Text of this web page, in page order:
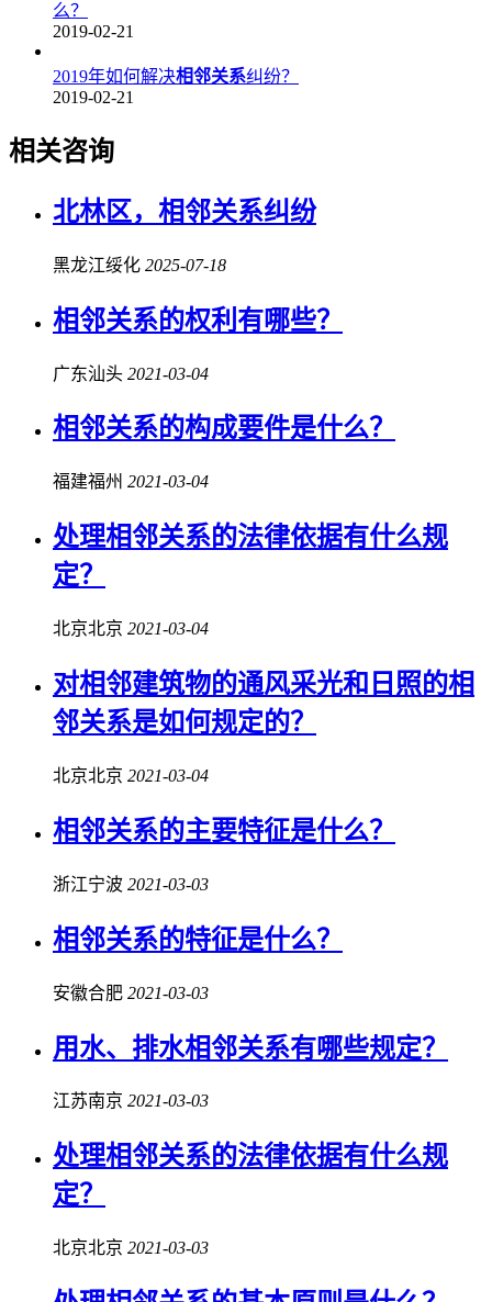
么？
2019-02-21
2019年如何解决相邻关系纠纷？
2019-02-21
相关咨询
北林区， 相邻关系纠纷
黑龙江绥化 2025-07-18
相邻关系的权利有哪些？
广东汕头 2021-03-04
相邻关系的构成要件是什么？
福建福州 2021-03-04
处理相邻关系的法律依据有什么规
定？
北京北京 2021-03-04
对相邻建筑物的通风采光和日照的相
邻关系是如何规定的？
北京北京 2021-03-04
相邻关系的主要特征是什么？
浙江宁波 2021-03-03
相邻关系的特征是什么？
安徽合肥 2021-03-03
用水、排水相邻关系有哪些规定？
江苏南京 2021-03-03
处理相邻关系的法律依据有什么规
定？
北京北京 2021-03-03